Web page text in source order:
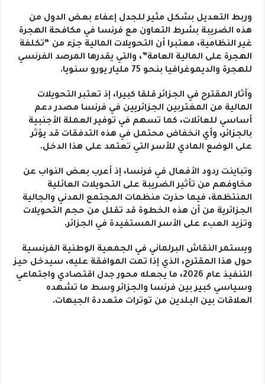
وربط التعديل بشكل مثير للجدل إعفاء بعض الدول من
هذه الضريبة بشرط التعاون مع فرنسا في مكافحة الهجرة
غير النظامية، معتبرا أن التحويلات المالية جزء من “تكلفة
الهجرة على المالية العامة”، والتي يقدرها المرصد الفرنسي
للهجرة والديموغرافيا بنحو 75 مليار يورو سنويا.
وأثار المقترح في الجزائر قلقا كبيرا، إذ تعتبر التحويلات
المالية من المغتربين الجزائريين في فرنسا مصدر دعم
أساسي للعائلات، كما تسهم في توفير العملة الأجنبية
بالجزائر، وأي انخفاض محتمل في هذه التدفقات قد يؤثر
على الوضع المادي للأسر التي تعتمد على هذا الدخل.
وتباينت ردود الأفعال في فرنسا، إذ أعرب بعض النواب عن
مخاوفهم من تأثير الضريبة على التحويلات العائلية
المنتظمة، فيما حذرت منظمات المجتمع المدني والجالية
الجزائرية من أن هذه الخطوة قد تقلل من حجم التحويلات
وتزيد العبء على الأسر المستفيدة في الجزائر.
ويستمر النقاش البرلماني في الجمعية الوطنية الفرنسية
حول هذا المقترح، الذي إذا تمت الموافقة عليه، سيدخل حيز
التنفيذ عام 2026، ما يجعله محور جدل اقتصادي واجتماعي
وسياسي كبير بين فرنسا والجزائر وسط ما تشهده
العلاقات بين البلدين من توترات متعددة الجبهات.